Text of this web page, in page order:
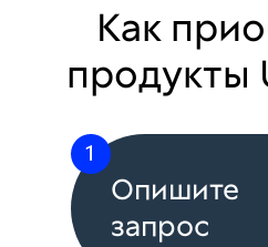
Как
продукты
1
Опишите
запрос